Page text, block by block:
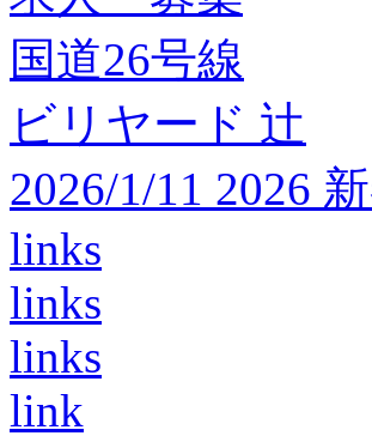
国道26号線
ビリヤード 辻
2026/1/11 2026
links
links
links
link